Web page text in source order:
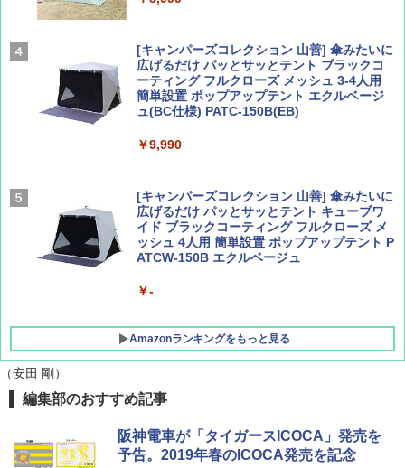
AIRLINE（エアライン）2026年9月号【特
集】ボーイング110周年を祝して！
￥1,760
￥2,277
新しい日本地理 地図・統計・移動から読み
解く (講談社現代新書)
￥1,540
[キャンパーズコレクション 山善] 傘みたいに
広げるだけ パッとサッとテント ブラックコ
ーティング フルクローズ メッシュ 3-4人用
簡単設置 ポップアップテント エクルベージ
ュ(BC仕様) PATC-150B(EB)
￥9,990
[キャンパーズコレクション 山善] 傘みたいに
広げるだけ パッとサッとテント キューブワ
イド ブラックコーティング フルクローズ メ
ッシュ 4人用 簡単設置 ポップアップテント P
ATCW-150B エクルベージュ
￥-
Amazonランキングをもっと見る
ラソル ガーデン サイトシート付 折りたたみ
防水 UVカット 4段階高さ調整 軽量 収納袋付
き
（安田 剛）
編集部のおすすめ記事
阪神電車が「タイガースICOCA」発売を
予告。2019年春のICOCA発売を記念